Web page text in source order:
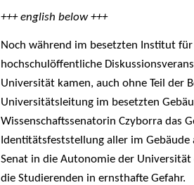
+++ english below +++
Noch während im besetzten Institut für
hochschulöffentliche
Universität kamen, auch ohne Teil der
Universitätsleitung im besetzten
Wissenschaftssenatorin Czyborra das
Identitätsfeststellung aller im
Senat in die Autonomie der
die Studierenden in ernsthafte Gefahr.